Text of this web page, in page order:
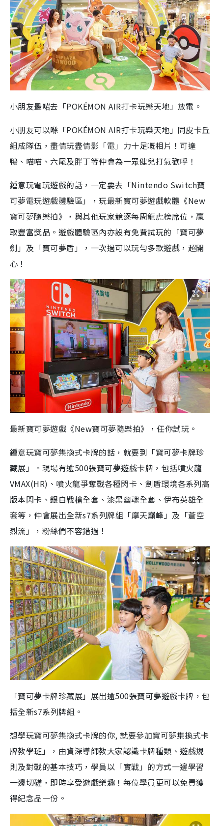
小朋友最啱去「POKÉMON AIR打卡玩樂天地」放電。
小朋友可以喺「POKÉMON AIR打卡玩樂天地」同皮卡丘
組成隊伍，盡情玩盡情影「電」力十足嘅相片！可達
鴨、喵喵、六尾及胖丁等仲會為一眾健兒打氣歡呼！
鍾意玩電玩遊戲的話，一定要去「Nintendo Switch寶
可夢電玩遊戲體驗區」，玩最新寶可夢遊戲軟體《New
寶可夢隨樂拍》，與其他玩家競逐每周龍虎榜席位，贏
取豐富獎品。遊戲體驗區內亦設有免費試玩的「寶可夢
劍」及「寶可夢盾」，一次過可以玩勻多款遊戲，超開
心！
最新寶可夢遊戲《New寶可夢隨樂拍》，任你試玩。
鍾意玩寶可夢集換式卡牌的話，就要到「寶可夢卡牌珍
藏展」。現場有逾500張寶可夢遊戲卡牌，包括噴火龍
VMAX(HR)、噴火龍爭奪戰各種閃卡、劍盾環境各系列高
版本閃卡、銀白戰槍全套、漆黑幽魂全套、伊布英雄全
套等，仲會展出全新s7系列牌組「摩天巔峰」及「蒼空
烈流」，粉絲們不容錯過！
「寶可夢卡牌珍藏展」展出逾500張寶可夢遊戲卡牌，包
括全新s7系列牌組。
想學玩寶可夢集換式卡牌的你, 就要參加寶可夢集換式卡
牌教學班」，由資深導師教大家認識卡牌種類、遊戲規
則及對戰的基本技巧，學員以「實戰」的方式一邊學習
一邊切磋，即時享受遊戲樂趣！每位學員更可以免費獲
得紀念品一份。